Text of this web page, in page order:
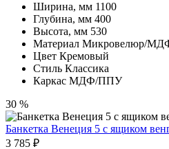
Ширина, мм 1100
Глубина, мм 400
Высота, мм 530
Материал Микровелюр/
Цвет Кремовый
Стиль Классика
Каркас МДФ/ППУ
30 %
Банкетка Венеция 5 с ящиком
3 785 ₽